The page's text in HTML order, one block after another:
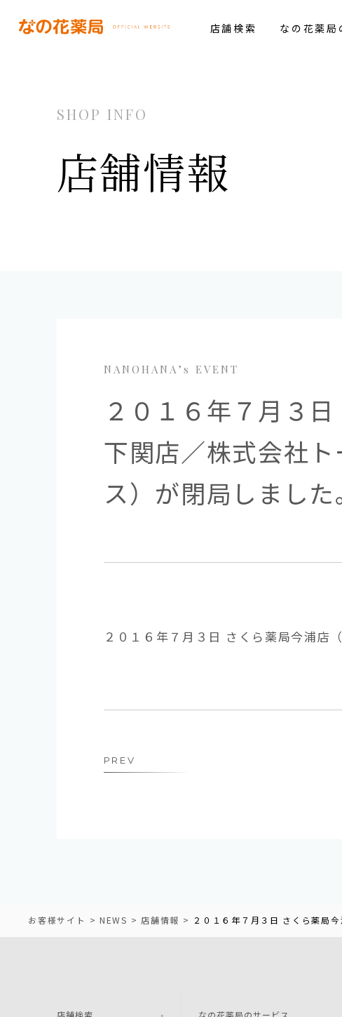
店舗検索 なの花薬局
SHOP INFO
店舗情報
NANOHANA’s EVENT
２０１６年７月３
下関店／株式会社
ス）が閉局しました
２０１６年７月３日 さくら薬局今浦店
PREV
お客様サイト NEWS 店舗情報 ２０１６年７月３日 さくら薬局
店舗検索 なの花薬局のサービス